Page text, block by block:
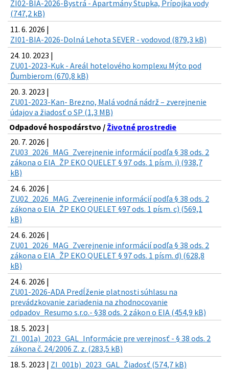
ZI02-BIA-2026-Bystrá - Apartmány Stupka, Prípojka vody
(747,2 kB)
11. 6. 2026 |
ZI01-BIA-2026-Dolná Lehota SEVER - vodovod (879,3 kB)
24. 10. 2023 |
ZU01-2023-Kuk - Areál hotelového komplexu Mýto pod
Ďumbierom (670,8 kB)
20. 3. 2023 |
ZU01-2023-Kan- Brezno, Malá vodná nádrž – zverejnenie
údajov a žiadosť o SP (1,3 MB)
Odpadové hospodárstvo / Životné prostredie
20. 7. 2026 |
ZU03_2026_MAG_Zverejnenie informácií podľa § 38 ods. 2
zákona o EIA_ŽP EKO QUELET § 97 ods. 1 písm. i) (938,7
kB)
24. 6. 2026 |
ZU02_2026_MAG_Zverejnenie informácií podľa § 38 ods. 2
zákona o EIA_ŽP EKO QUELET §97 ods. 1 písm. c) (569,1
kB)
24. 6. 2026 |
ZU01_2026_MAG_Zverejnenie informácií podľa § 38 ods. 2
zákona o EIA_ŽP EKO QUELET § 97 ods. 1 písm. d) (628,8
kB)
24. 6. 2026 |
ZU01-2026-ADA Predĺženie platnosti súhlasu na
prevádzkovanie zariadenia na zhodnocovanie
odpadov_Resumo s.r.o.- §38 ods. 2 zákon o EIA (454,9 kB)
18. 5. 2023 |
ZI_001a)_2023_GAL_Informácie pre verejnosť - § 38 ods. 2
zákona č. 24/2006 Z. z. (283,5 kB)
18. 5. 2023 | ZI_001b)_2023_GAL_Žiadosť (574,7 kB)